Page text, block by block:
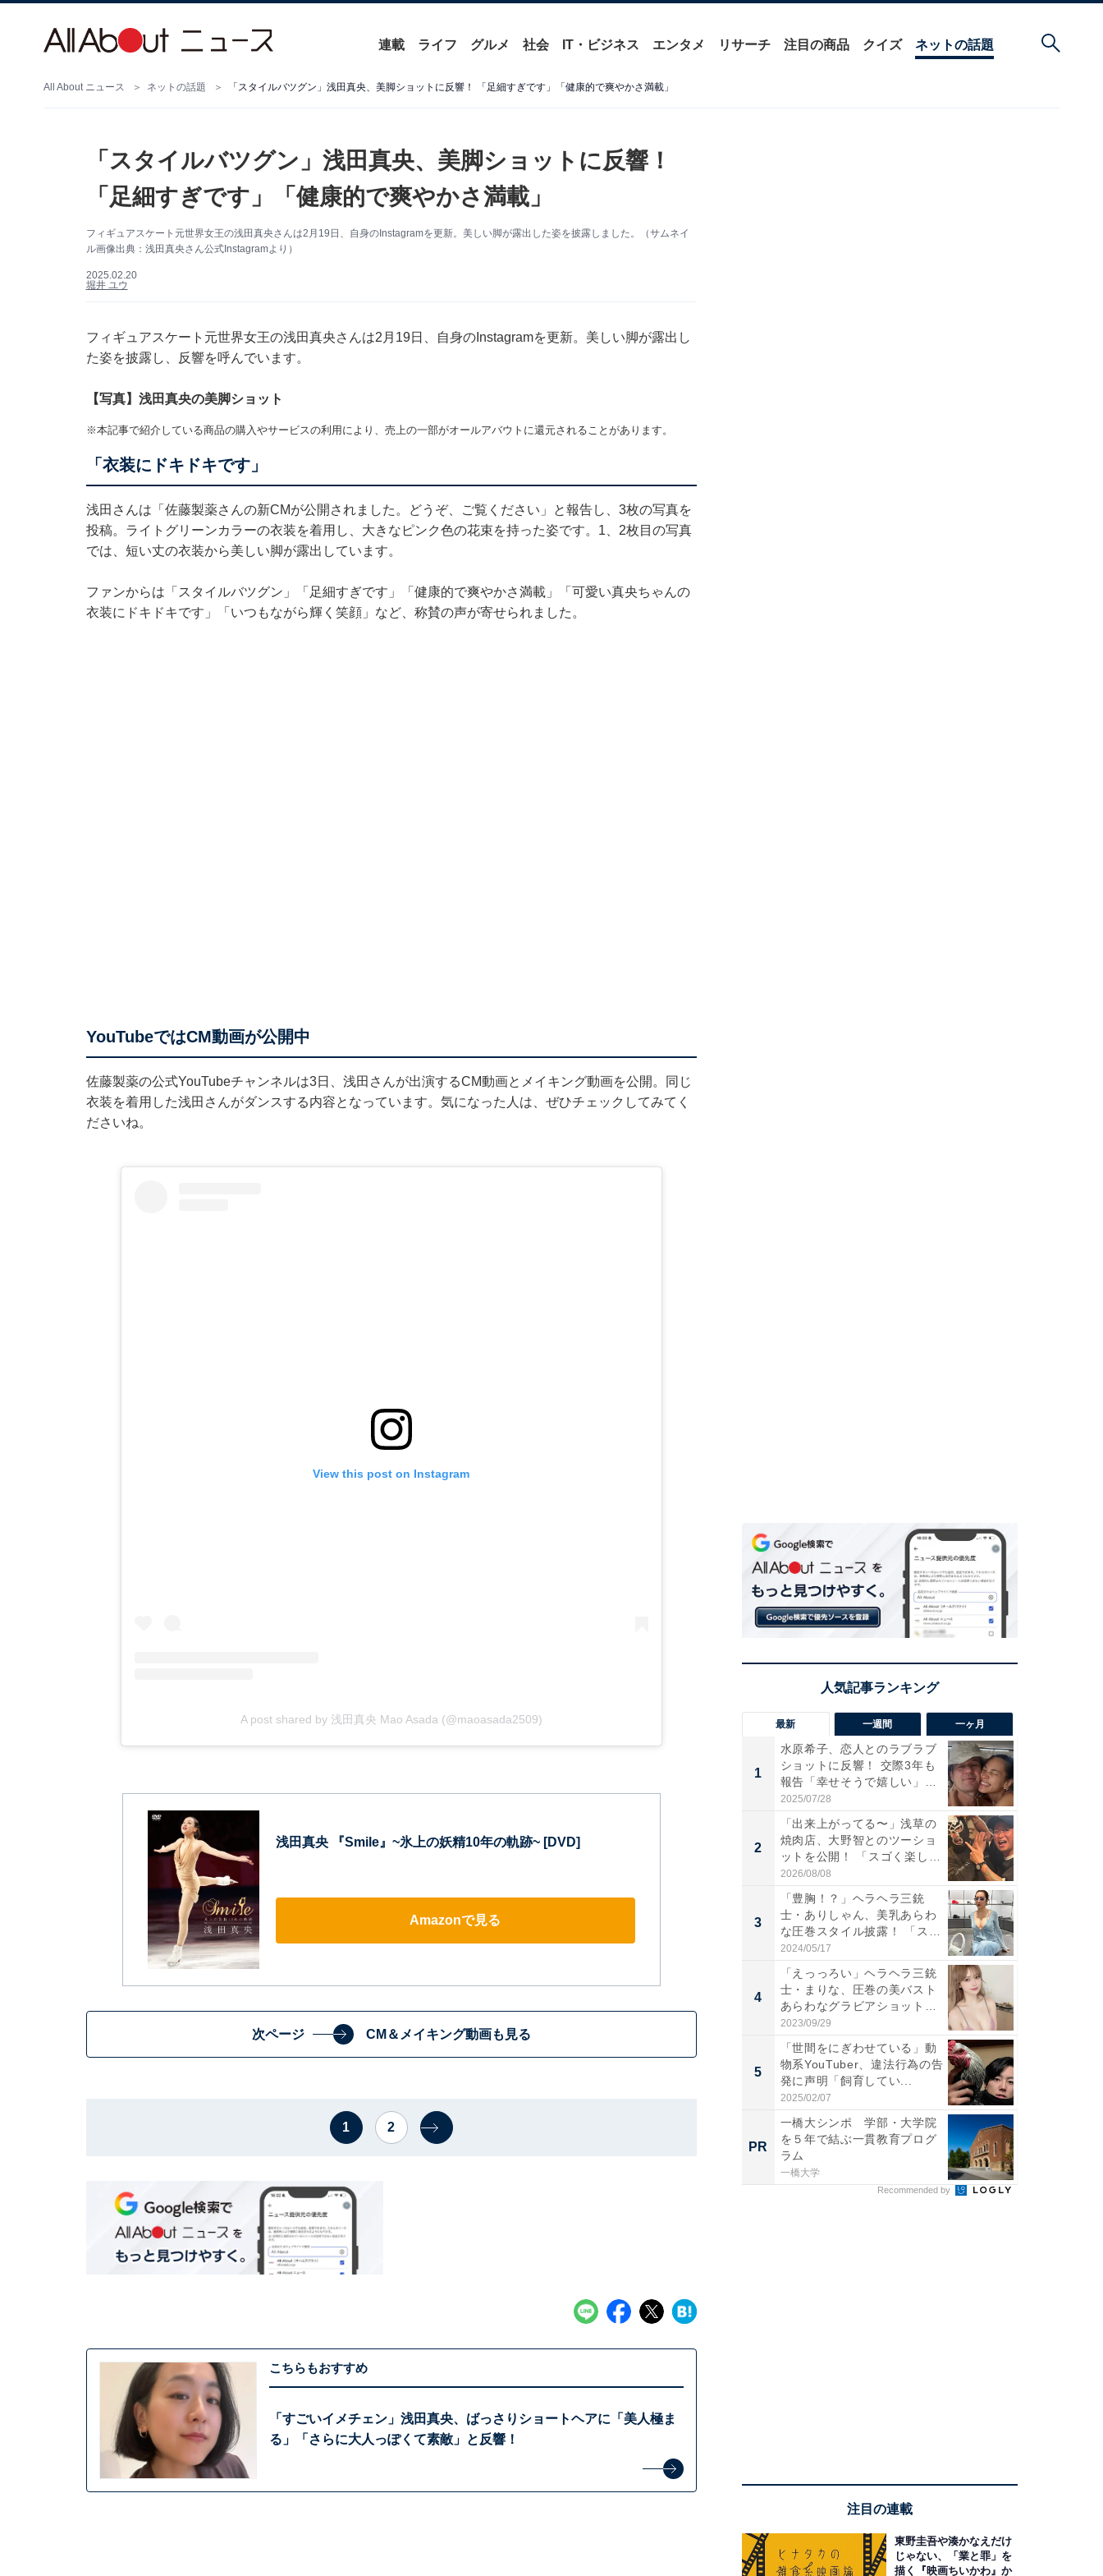
連載 ライフ グルメ 社会 IT・ビジネス エンタメ リサーチ 注目の商品 クイズ ネットの話題
All About ニュース ネットの話題 「スタイルバツグン」浅田真央、美脚ショットに反響！ 「足細すぎです」「健康的で爽やかさ満載」
「スタイルバツグン」浅田真央、美脚ショットに反響！
「足細すぎです」「健康的で爽やかさ満載」
フィギュアスケート元世界女王の浅田真央さんは2月19日、自身のInstagramを更新。美しい脚が露出した姿を披露しました。（サムネイ
ル画像出典：浅田真央さん公式Instagramより）
2025.02.20
堀井 ユウ
フィギュアスケート元世界女王の浅田真央さんは2月19日、自身のInstagramを更新。美しい脚が露出し
た姿を披露し、反響を呼んでいます。
【写真】浅田真央の美脚ショット
※本記事で紹介している商品の購入やサービスの利用により、売上の一部がオールアバウトに還元されることがあります。
「衣装にドキドキです」
浅田さんは「佐藤製薬さんの新CMが公開されました。どうぞ、ご覧ください」と報告し、3枚の写真を
投稿。ライトグリーンカラーの衣装を着用し、大きなピンク色の花束を持った姿です。1、2枚目の写真
では、短い丈の衣装から美しい脚が露出しています。
ファンからは「スタイルバツグン」「足細すぎです」「健康的で爽やかさ満載」「可愛い真央ちゃんの
衣装にドキドキです」「いつもながら輝く笑顔」など、称賛の声が寄せられました。
YouTubeではCM動画が公開中
佐藤製薬の公式YouTubeチャンネルは3日、浅田さんが出演するCM動画とメイキング動画を公開。同じ
衣装を着用した浅田さんがダンスする内容となっています。気になった人は、ぜひチェックしてみてく
ださいね。
View this post on Instagram
A post shared by 浅田真央 Mao Asada (@maoasada2509)
浅田真央 『Smile』~氷上の妖精10年の軌跡~ [DVD]
Amazonで見る
次ページ CM＆メイキング動画も見る
1 2
こちらもおすすめ
「すごいイメチェン」浅田真央、ばっさりショートヘアに「美人極ま
る」「さらに大人っぽくて素敵」と反響！
最新 一週間 一ヶ月
1
水原希子、恋人とのラブラブ
ショットに反響！ 交際3年も
報告「幸せそうで嬉しい」
「...
2025/07/28
2
「出来上がってる〜」浅草の
焼肉店、大野智とのツーショ
ットを公開！ 「スゴく楽し
そ...
2026/08/08
3
「豊胸！？」ヘラヘラ三銃
士・ありしゃん、美乳あらわ
な圧巻スタイル披露！ 「スタ
イ...
2024/05/17
4
「えっっろい」ヘラヘラ三銃
士・まりな、圧巻の美バスト
あらわなグラビアショット公
開...
2023/09/29
5
「世間をにぎわせている」動
物系YouTuber、違法行為の告
発に声明「飼育してい...
2025/02/07
PR
一橋大シンポ 学部・大学院
を５年で結ぶ一貫教育プログ
ラム
一橋大学
Recommended by
注目の連載
東野圭吾や湊かなえだけ
じゃない、「業と罪」を
描く『映画ちいかわ』か